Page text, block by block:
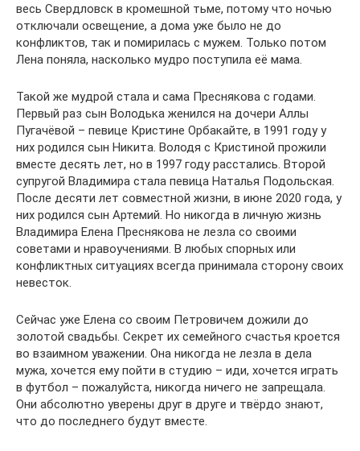
весь Свердловск в кромешной тьме, потому что ночью
отключали освещение, а дома уже было не до
конфликтов, так и помирилась с мужем. Только потом
Лена поняла, насколько мудро поступила её мама.
Такой же мудрой стала и сама Преснякова с годами.
Первый раз сын Володька женился на дочери Аллы
Пугачёвой – певице Кристине Орбакайте, в 1991 году у
них родился сын Никита. Володя с Кристиной прожили
вместе десять лет, но в 1997 году расстались. Второй
супругой Владимира стала певица Наталья Подольская.
После десяти лет совместной жизни, в июне 2020 года, у
них родился сын Артемий. Но никогда в личную жизнь
Владимира Елена Преснякова не лезла со своими
советами и нравоучениями. В любых спорных или
конфликтных ситуациях всегда принимала сторону своих
невесток.
Сейчас уже Елена со своим Петровичем дожили до
золотой свадьбы. Секрет их семейного счастья кроется
во взаимном уважении. Она никогда не лезла в дела
мужа, хочется ему пойти в студию – иди, хочется играть
в футбол – пожалуйста, никогда ничего не запрещала.
Они абсолютно уверены друг в друге и твёрдо знают,
что до последнего будут вместе.